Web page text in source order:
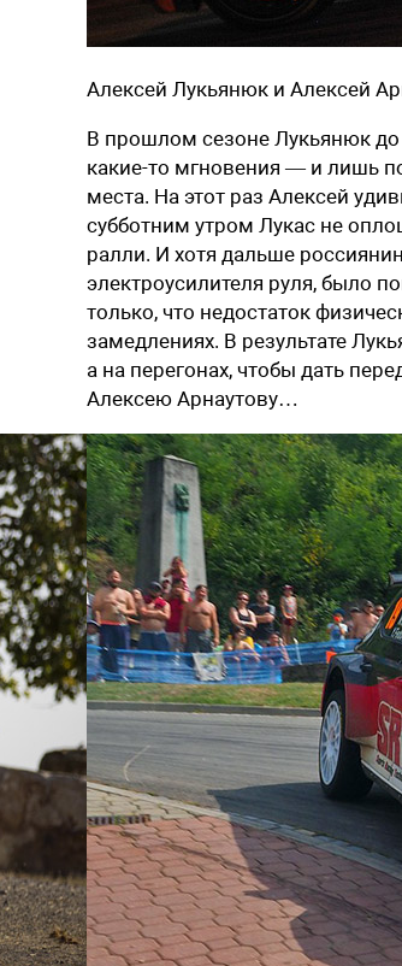
Алексей Лукьянюк и Алексей
В прошлом сезоне Лукьянюк
какие-то мгновения — и лишь
места. На этот раз Алексей
субботним утром Лукас не
ралли. И хотя дальше
электроусилителя руля, было
только, что недостаток
замедлениях. В результате
а на перегонах, чтобы дать
Алексею Арнаутову…